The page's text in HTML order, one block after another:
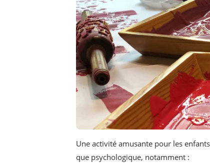
Une activité amusante pour les
que psychologique, notamment :